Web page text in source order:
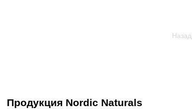
Продукция Nordic Naturals
Назад